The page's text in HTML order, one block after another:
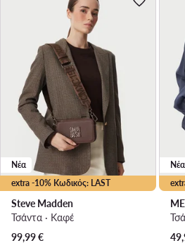
extra -10% Κωδικός: LAST
Νέα
Steve Madden
Τσάντα · Καφέ
99,99€
Νέα